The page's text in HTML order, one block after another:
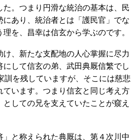
た。つまり円滑な統治の基本は、民
にあり、統治者とは「護民官」でな
を、昌幸は信玄から学ぶのです。
け、新たな支配地の人心掌握に尽力
にして信玄の弟、武田典厩信繁でし
訓を残していますが、そこには慈悲
ています。つまり信玄と同じ考え方
しての兄を支えていたことが窺え
と称えられた典厩は、第４次川中